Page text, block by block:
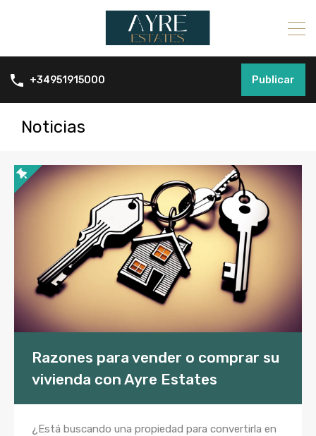
+34951915000 Publicar
Noticias
Razones para vender o comprar su
vivienda con Ayre Estates
¿Está buscando una propiedad para convertirla en